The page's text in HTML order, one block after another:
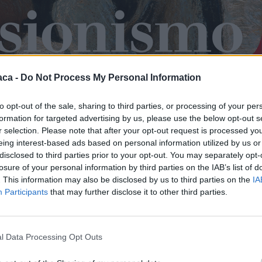
- Do Not Process My Personal Information
opt-out of the sale, sharing to third parties, or processing of your
for targeted advertising by us, please use the below opt-out
selection. Please note that after your opt-out request is processed
interest-based ads based on personal information utilized by us
to third parties prior to your opt-out. You may separately
of your personal information by third parties on the IAB’s list of
This information may also be disclosed by us to third parties on the
Participants that may further disclose it to other third parties.
Data Processing Opt Outs
Comunale di Diano Marina (tramite il Settore
rendere la ciclovia non solo sicura e percorribile, ma
di tutti i comfort. È stata infatti approvata una
del nuovo arredo urbano, affidato all’azienda
nel settore.
tratto costiero ammonta a75.081,50 euro(oltre IVA),
a residenti e turisti un’infrastruttura di altissimo livello
Fissata al 15 Giugno
del nastro, i tempi dettati dal Comune sono stati